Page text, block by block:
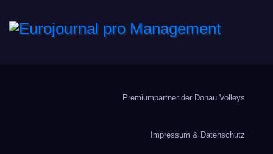
Premiumpartner der Donau Volleys
Impressum & Datenschutz